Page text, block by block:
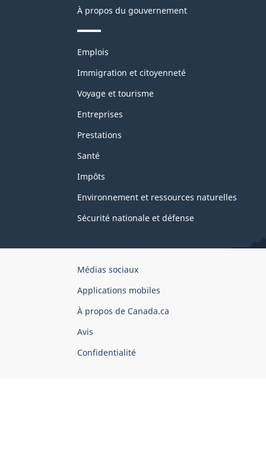
À propos du gouvernement
Thèmes
sujets
Emplois
Immigration et citoyenneté
Voyage et tourisme
Entreprises
Prestations
Santé
Impôts
Environnement et ressources naturelles
Sécurité nationale et défense
Organisation
gouvernement
du
Canada
Médias sociaux
Applications mobiles
À propos de Canada.ca
Avis
Confidentialité